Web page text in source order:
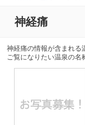
神経痛
神経痛の情報が含まれる
ご覧になりたい温泉の